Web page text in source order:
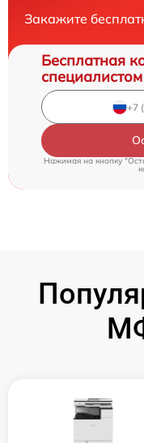
Закажите
Бесплатная
специалистом
Нажимая на кнопку